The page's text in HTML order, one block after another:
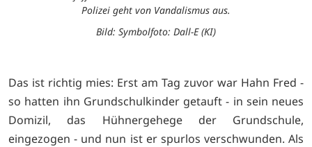
Polizei geht von Vandalismus aus.
Bild: Symbolfoto: Dall-E (KI)
Das ist richtig mies: Erst am Tag zuvor war Hahn Fred -
so hatten ihn Grundschulkinder getauft - in sein neues
Domizil, das Hühnergehege der Grundschule,
eingezogen - und nun ist er spurlos verschwunden. Als